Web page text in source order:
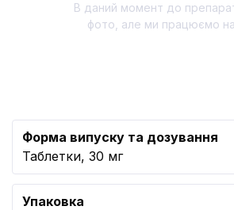
В даний момент до
фото, але ми працюємо
Форма випуску та дозування
Таблетки, 30 мг
Упаковка